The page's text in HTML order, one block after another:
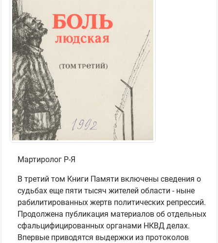
Мартиролог Р-Я
В третий том Книги Памяти включены сведения о
судьбах еще пяти тысяч жителей области - ныне
рабилитированных жертв политических репрессий.
Продолжена публикация материалов об отдельных
сфальцифицированных органами НКВД делах.
Впервые приводятся выдержки из протоколов